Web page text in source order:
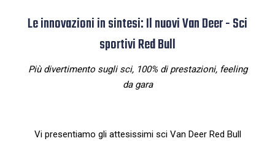
Le innovazioni in sintesi: Il nuovi Van Deer - Sci
sportivi Red Bull
Più divertimento sugli sci, 100% di prestazioni, feeling
da gara
Vi presentiamo gli attesissimi sci Van Deer Red Bull